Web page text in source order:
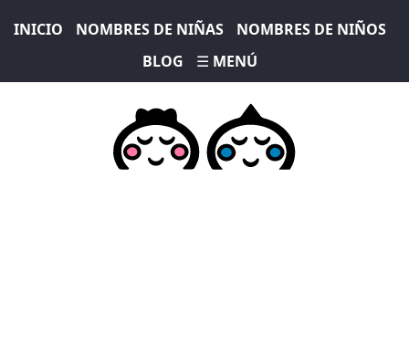
INICIO NOMBRES DE NIÑAS
NOMBRES DE NIÑOS
BLOG
☰ MENÚ